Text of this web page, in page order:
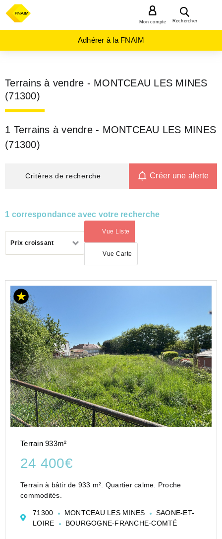
Rechercher
Mon compte
Adhérer à la FNAIM
Terrains à vendre - MONTCEAU LES MINES
(71300)
1 Terrains à vendre - MONTCEAU LES MINES
(71300)
Critères de recherche Créer une alerte
1 correspondance avec votre recherche
Prix croissant
Vue Liste
(activé)
Vue Carte
ACHAT
TERRAIN
BOURGOGNE-
FRANCHE-
COMTÉ
SAONE-
ET-
LOIRE
(71)
MONTCEAU
LES MINES
(71300)
Terrain 933m²
24 400€
Terrain à bâtir de 933 m². Quartier calme. Proche
commodités.
71300 MONTCEAU LES MINES
SAONE-ET-
LOIRE
BOURGOGNE-FRANCHE-COMTÉ